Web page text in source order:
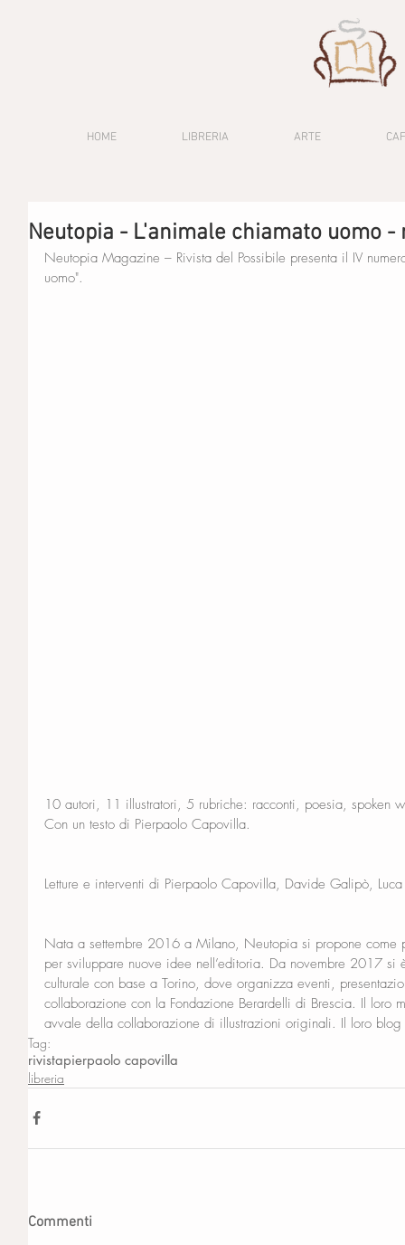
HOME LIBRERIA ARTE
Neutopia - L'animale chiamato uomo
Neutopia Magazine – Rivista del Possibile presenta il IV
uomo".
10 autori, 11 illustratori, 5 rubriche: racconti, poesia, spoken
Con un testo di Pierpaolo Capovilla.
Letture e interventi di Pierpaolo Capovilla, Davide Galipò,
Nata a settembre 2016 a Milano, Neutopia si propone come
per sviluppare nuove idee nell’editoria. Da novembre 2017
culturale con base a Torino, dove organizza eventi,
collaborazione con la Fondazione Berardelli di Brescia. Il loro
avvale della collaborazione di illustrazioni originali. Il loro
Tag:
rivistapierpaolo capovilla
libreria
Commenti